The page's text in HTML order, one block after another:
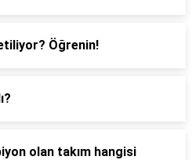
Öğrenin!
olan takım hangisi